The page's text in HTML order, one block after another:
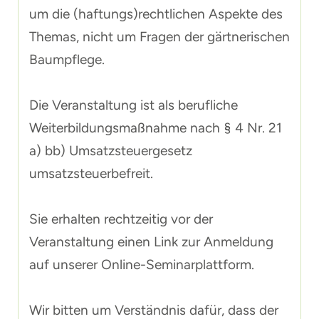
um die (haftungs)rechtlichen Aspekte des
Themas, nicht um Fragen der gärtnerischen
Baumpflege.
Die Veranstaltung ist als berufliche
Weiterbildungsmaßnahme nach § 4 Nr. 21
a) bb) Umsatzsteuergesetz
umsatzsteuerbefreit.
Sie erhalten rechtzeitig vor der
Veranstaltung einen Link zur Anmeldung
auf unserer Online-Seminarplattform.
Wir bitten um Verständnis dafür, dass der